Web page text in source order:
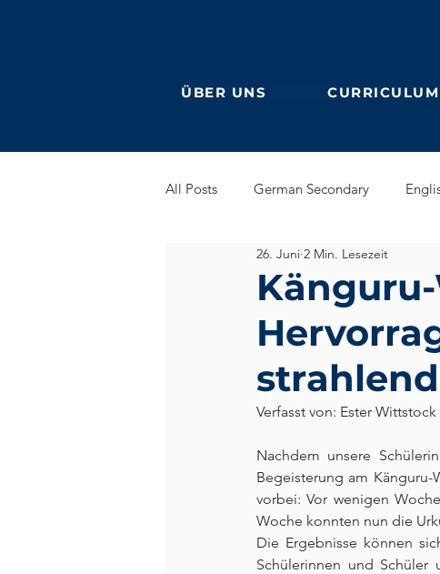
ÜBER UNS CURRICULUM
All Posts German Secondary
Grundschule (Primarstufe)
Ehemalige
26. Juni 2 Min. Lesezeit
Verfasst von: Ester Wittstock
Nachdem unsere
Begeisterung am
vorbei: Vor wenigen
Woche konnten nun die
Die Ergebnisse können
Schülerinnen und Schüler